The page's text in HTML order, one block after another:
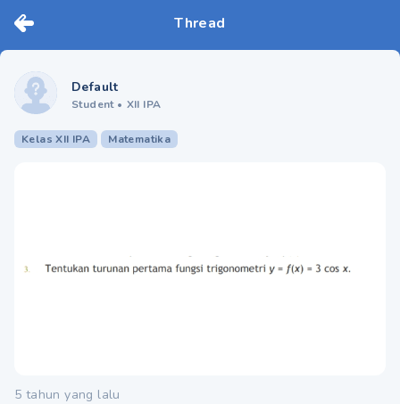
Thread
Default
Student • XII IPA
Kelas XII IPA Matematika
5 tahun yang lalu